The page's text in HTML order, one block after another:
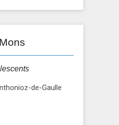
de-Gaulle